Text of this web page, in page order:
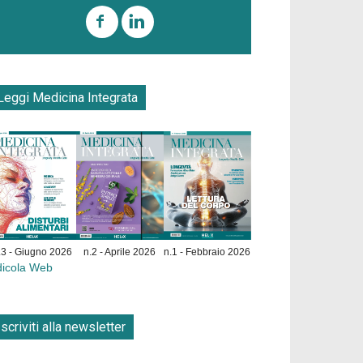
Medicina Integrata
- Giugno 2026 n.2 - Aprile 2026 n.1 - Febbraio 2026
Web
alla newsletter